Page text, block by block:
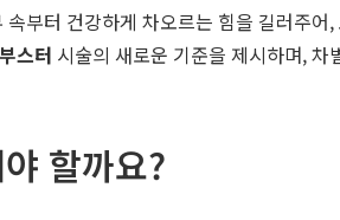
부터 건강하게 차오르는 힘을 길러주
스터 시술의 새로운 기준을 제시하며,
할까요?